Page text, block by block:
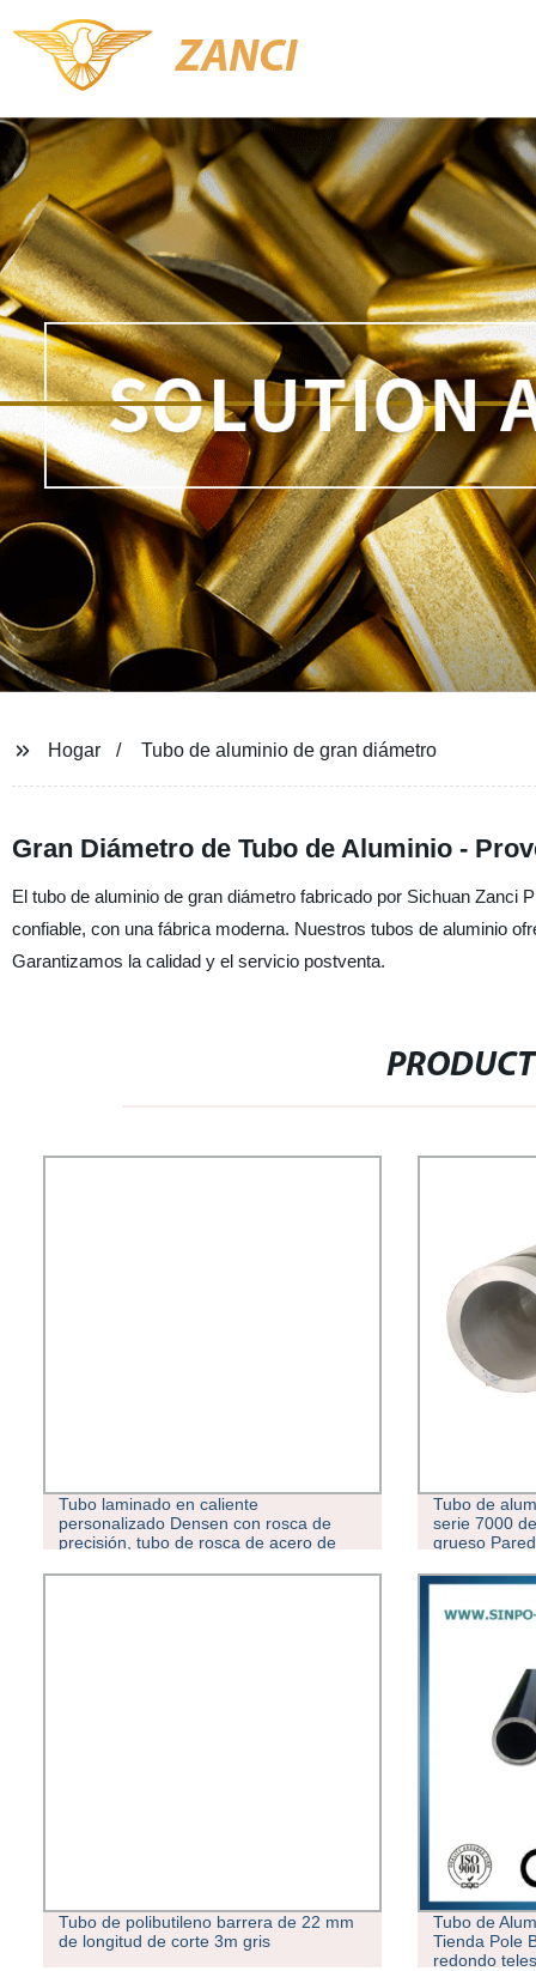
ZANCI
Hogar Tubo de aluminio de gran diámetro
Gran Diámetro de Tubo de Aluminio -
El tubo de aluminio de gran diámetro fabricado por Sichuan Zanci
confiable, con una fábrica moderna. Nuestros tubos de aluminio
Garantizamos la calidad y el servicio postventa.
Tubo laminado en caliente
personalizado Densen con rosca de
precisión, tubo de rosca de acero de
rosca de mecanizado CNC
Tubo de
serie 7000
grueso
Tubo de polibutileno barrera de 22 mm
de longitud de corte 3m gris
Tubo de
Tienda Pole
redondo